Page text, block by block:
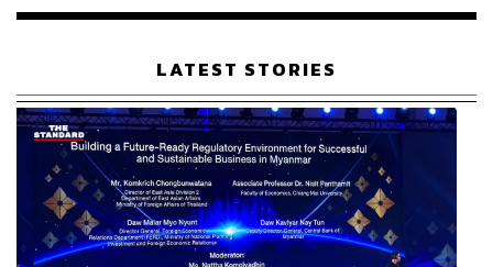
เรือนไทยที่ถูกซุกไว้
LATEST STORIES